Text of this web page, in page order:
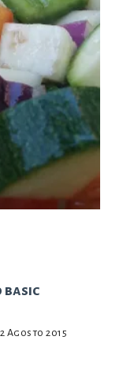
basic
Agosto 2015